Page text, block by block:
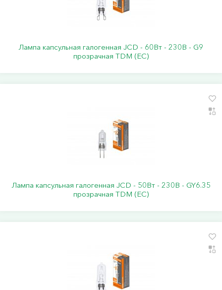
Лампа капсульная галогенная JCD - 60Вт - 230В - G9
прозрачная TDM (ЕС)
Лампа капсульная галогенная JCD - 50Вт - 230В - GY6.35
прозрачная TDM (ЕС)